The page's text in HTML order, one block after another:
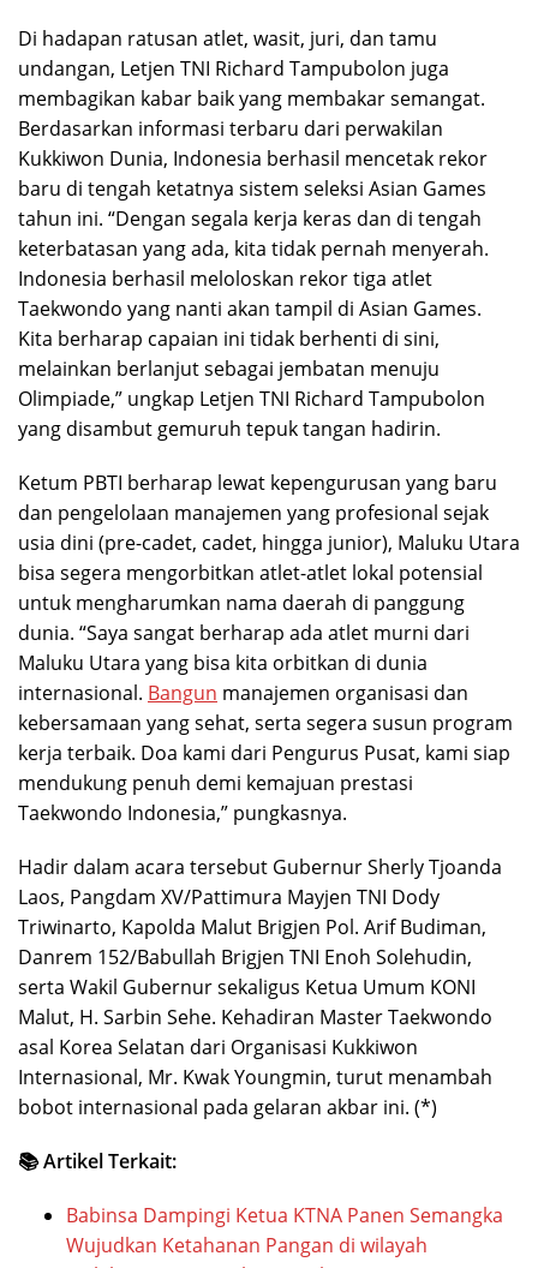
Di hadapan ratusan atlet, wasit, juri, dan tamu
undangan, Letjen TNI Richard Tampubolon juga
membagikan kabar baik yang membakar semangat.
Berdasarkan informasi terbaru dari perwakilan
Kukkiwon Dunia, Indonesia berhasil mencetak rekor
baru di tengah ketatnya sistem seleksi Asian Games
tahun ini. “Dengan segala kerja keras dan di tengah
keterbatasan yang ada, kita tidak pernah menyerah.
Indonesia berhasil meloloskan rekor tiga atlet
Taekwondo yang nanti akan tampil di Asian Games.
Kita berharap capaian ini tidak berhenti di sini,
melainkan berlanjut sebagai jembatan menuju
Olimpiade,” ungkap Letjen TNI Richard Tampubolon
yang disambut gemuruh tepuk tangan hadirin.
Ketum PBTI berharap lewat kepengurusan yang baru
dan pengelolaan manajemen yang profesional sejak
usia dini (pre-cadet, cadet, hingga junior), Maluku Utara
bisa segera mengorbitkan atlet-atlet lokal potensial
untuk mengharumkan nama daerah di panggung
dunia. “Saya sangat berharap ada atlet murni dari
Maluku Utara yang bisa kita orbitkan di dunia
internasional. Bangun manajemen organisasi dan
kebersamaan yang sehat, serta segera susun program
kerja terbaik. Doa kami dari Pengurus Pusat, kami siap
mendukung penuh demi kemajuan prestasi
Taekwondo Indonesia,” pungkasnya.
Hadir dalam acara tersebut Gubernur Sherly Tjoanda
Laos, Pangdam XV/Pattimura Mayjen TNI Dody
Triwinarto, Kapolda Malut Brigjen Pol. Arif Budiman,
Danrem 152/Babullah Brigjen TNI Enoh Solehudin,
serta Wakil Gubernur sekaligus Ketua Umum KONI
Malut, H. Sarbin Sehe. Kehadiran Master Taekwondo
asal Korea Selatan dari Organisasi Kukkiwon
Internasional, Mr. Kwak Youngmin, turut menambah
bobot internasional pada gelaran akbar ini. (*)
📚 Artikel Terkait:
Babinsa Dampingi Ketua KTNA Panen Semangka
Wujudkan Ketahanan Pangan di wilayah